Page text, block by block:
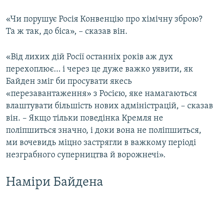
«Чи порушує Росія Конвенцію про хімічну зброю?
Та ж так, до біса», – сказав він.
«Від лихих дій Росії останніх років аж дух
перехоплює… і через це дуже важко уявити, як
Байден зміг би просувати якесь
«перезавантаження» з Росією, яке намагаються
влаштувати більшість нових адміністрацій, – сказав
він. – Якщо тільки поведінка Кремля не
поліпшиться значно, і доки вона не поліпшиться,
ми вочевидь міцно застрягли в важкому періоді
незграбного суперництва й ворожнечі».
Наміри Байдена